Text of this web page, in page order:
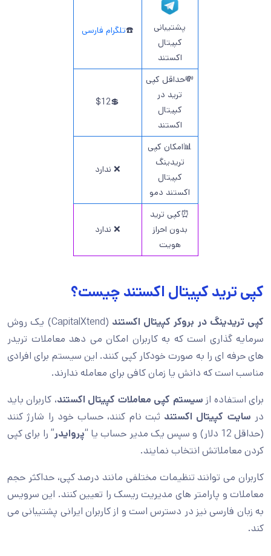
پشتیبانی
کپیتال
اکستند
☎️تلگرام فارسی
💸حداقل کپی
ترید در
کپیتال
اکستند
💲$12
📊امکان کپی
تریدینگ
کپیتال
اکستند دمو
❌ ندارد
⏰کپی ترید
بدون احراز
هویت
❌ ندارد
کپی ترید کپیتال اکستند چیست؟
کپی تریدینگ در بروکر کپیتال اکستند
(CapitalXtend) یک روش
سرمایه گذاری است که به کاربران امکان می دهد معاملات تریدر
های حرفه ای را به صورت خودکار کپی کنند. این سیستم برای افرادی
مناسب است که دانش یا زمان کافی برای معامله ندارند.
برای استفاده از سیستم کپی معاملات کپیتال اکستند، کاربران باید
در سایت کپیتال اکستند ثبت نام کنند، حساب خود را شارژ کنند
(حداقل 12 دلار) و سپس یک مدیر حساب یا “
پروایدر” را برای کپی
کردن معاملاتش انتخاب نمایند.
کاربران می توانند تنظیمات مختلفی مانند درصد کپی، حداکثر حجم
معاملات و پارامتر های مدیریت ریسک را تعیین کنند. این سرویس
به زبان فارسی نیز در دسترس است و از کاربران ایرانی پشتیبانی می
کند.